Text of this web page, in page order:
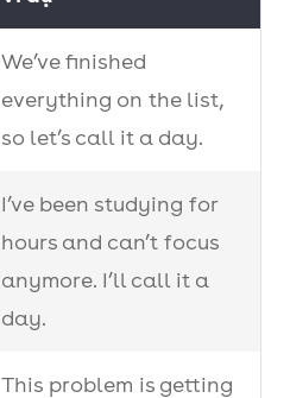
We’ve finished
everything on the list,
so let’s call it a day.
I’ve been studying for
hours and can’t focus
anymore. I’ll call it a
day.
This problem is getting